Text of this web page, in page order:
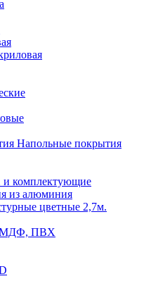
Напольные покрытия
комплектующие
из алюминия
цветные 2,7м.
МДФ, ПВХ